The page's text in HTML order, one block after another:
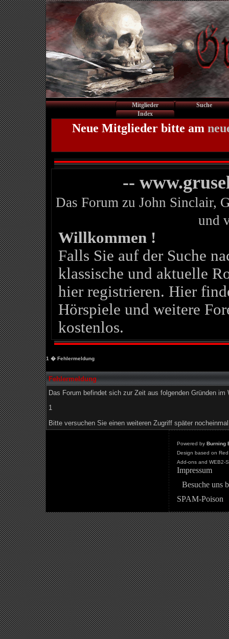
Mitglieder
Suche
Index
Neue Mitglieder bitte am
--
Das Forum zu John Sinclair,
und
Willkommen !
Falls Sie auf der Suche
klassische und aktuelle
hier registrieren. Hier
Hörspiele und weitere
kostenlos.
1 � Fehlermeldung
Fehlermeldung
Das Forum befindet sich zur Zeit aus folgenden Gründen im
1
Bitte versuchen Sie einen weiteren Zugriff später
Powered by Burning
Design based on
Add-ons and WEB2-
Impressum
Besuche uns
SPAM-Poison